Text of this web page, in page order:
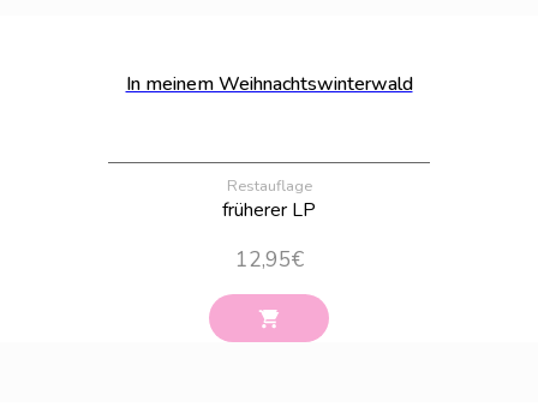
In meinem Weihnachtswinterwald
Restauflage
früherer LP
12,95€